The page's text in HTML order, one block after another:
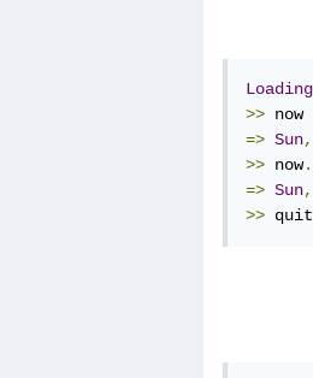
Loading
>> now
=> Sun,
>> now.
=> Sun,
>> quit